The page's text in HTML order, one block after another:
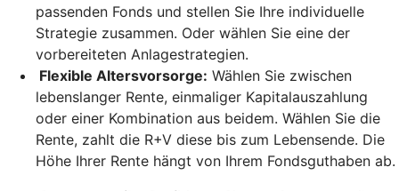
passenden Fonds und stellen Sie Ihre individuelle
Strategie zusammen. Oder wählen Sie eine der
vorbereiteten Anlagestrategien.
Flexible Altersvorsorge: Wählen Sie zwischen
lebenslanger Rente, einmaliger Kapitalauszahlung
oder einer Kombination aus beidem. Wählen Sie die
Rente, zahlt die R+V diese bis zum Lebensende. Die
Höhe Ihrer Rente hängt von Ihrem Fondsguthaben ab.